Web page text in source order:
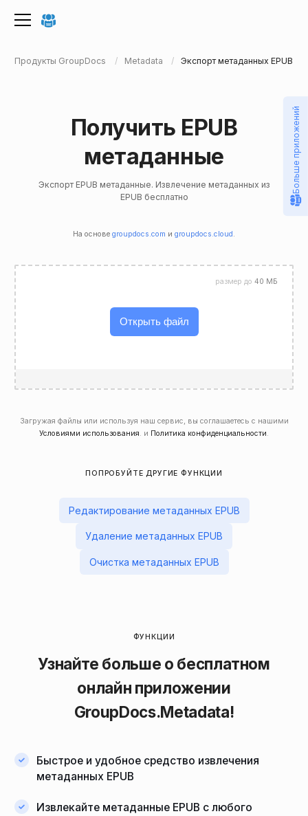
Продукты GroupDocs Metadata Экспорт метаданных EPUB
Получить EPUB
метаданные
Экспорт EPUB метаданные. Извлечение метаданных из
EPUB бесплатно
На основе groupdocs.com и groupdocs.cloud .
Открыть файл
размер до 40 МБ
Загружая файлы или используя наш сервис, вы соглашаетесь с нашими
Условиями использования. и Политика конфиденциальности.
ПОПРОБУЙТЕ ДРУГИЕ ФУНКЦИИ
Редактирование метаданных EPUB
Удаление метаданных EPUB
Очистка метаданных EPUB
ФУНКЦИИ
Узнайте больше о бесплатном
онлайн приложении
GroupDocs.Metadata!
Быстрое и удобное средство извлечения
метаданных EPUB
Извлекайте метаданные EPUB с любого
Больше приложений